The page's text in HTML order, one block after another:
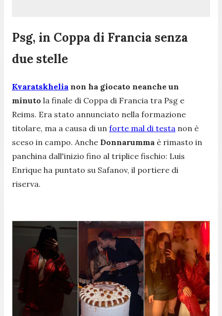
Psg, in Coppa di Francia senza
due stelle
Kvaratskhelia non ha giocato neanche un
minuto la finale di Coppa di Francia tra Psg e
Reims. Era stato annunciato nella formazione
titolare, ma a causa di un forte mal di testa non è
sceso in campo. Anche Donnarumma è rimasto in
panchina dall'inizio fino al triplice fischio: Luis
Enrique ha puntato su Safanov, il portiere di
riserva.